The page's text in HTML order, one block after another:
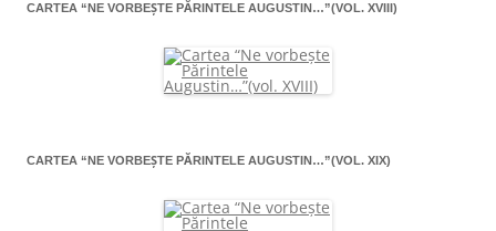
CARTEA “NE VORBEŞTE PĂRINTELE AUGUSTIN…”(VOL. XVIII)
CARTEA “NE VORBEŞTE PĂRINTELE AUGUSTIN…”(VOL. XIX)